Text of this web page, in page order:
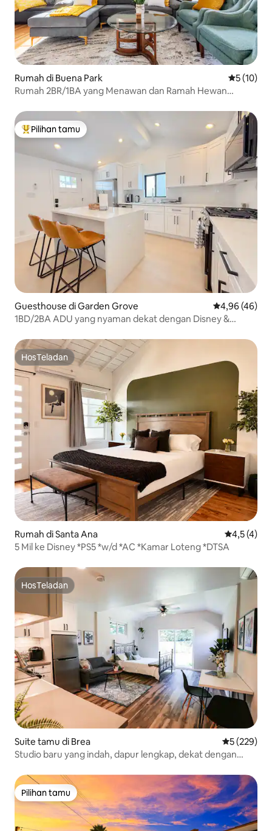
Rumah di Buena Park Nilai rata-
5 (10)
Rumah 2BR/1BA yang Menawan dan Ramah Hewan
Pilihan tamu terpopuler
Pilihan tamu
Guesthouse di Garden Grove Nilai rata-rata
4,96 (46)
1BD/2BA ADU yang nyaman dekat dengan Disney &
HosTeladan
HosTeladan
Rumah di Santa Ana Nilai rata-
4,5 (4)
5 Mil ke Disney *PS5 *w/d *AC *Kamar Loteng *DTSA
HosTeladan
HosTeladan
Suite tamu di Brea Nilai rata-
5 (229)
Studio baru yang indah, dapur lengkap, dekat dengan
Pilihan tamu
Pilihan tamu